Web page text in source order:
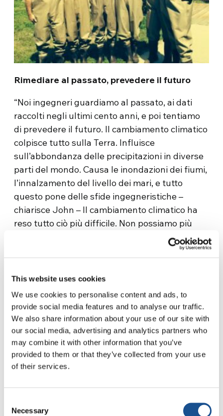
This website uses cookies
We use cookies to personalise content and ads, to
provide social media features and to analyse our traffic.
We also share information about your use of our site with
our social media, advertising and analytics partners who
may combine it with other information that you’ve
provided to them or that they’ve collected from your use
of their services.
Selection
Necessary
Rimediare al passato, prevedere il futuro
“Noi ingegneri guardiamo al passato, ai dati
raccolti negli ultimi cento anni, e poi tentiamo
di prevedere il futuro. Il cambiamento climatico
colpisce tutto sulla Terra. Influisce
sull’abbondanza delle precipitazioni in diverse
parti del mondo. Causa le inondazioni dei fiumi,
l’innalzamento del livello dei mari, e tutto
questo pone delle sfide ingegneristiche –
chiarisce John – Il cambiamento climatico ha
reso tutto ciò più difficile. Non possiamo più
limitarci a guardare indietro. Dobbiamo
guardare avanti per far fronte ad alcune di
che usiamo oggi sfruttano l’apprendimento
automatico e l’intelligenza artificiale per
aiutare a prevedere scenari che non si sono
mai verificati prima”.
È evidente che le sfide lo motivano e, da buon
ingegnere, John ama cercare soluzioni.
Tuttavia, anche lui ammette che “questo è un
è questo il problema dei nostri giorni, e che